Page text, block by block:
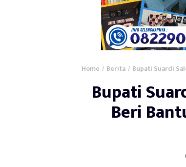
Home / Berita / Bupati Suardi
Bupati
Beri